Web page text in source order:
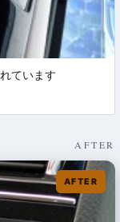
ています
AFTER
AFTER